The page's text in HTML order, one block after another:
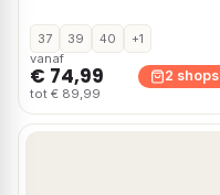
37 39 40
+1
vanaf
€ 74,99
tot € 89,99
2 shops